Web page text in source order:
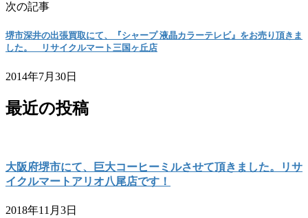
次の記事
堺市深井の出張買取にて、『シャープ 液晶カラーテレビ』をお売り頂きま
した。 リサイクルマート三国ヶ丘店
2014年7月30日
最近の投稿
大阪府堺市にて、巨大コーヒーミルさせて頂きました。リサ
イクルマートアリオ八尾店です！
2018年11月3日